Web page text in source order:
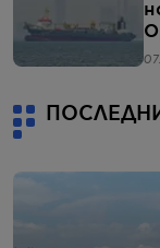
ПОСЛЕДНИ